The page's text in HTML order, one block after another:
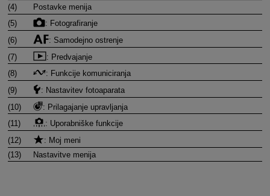
(4)
Postavke menija
(5)
: Fotografiranje
(6)
: Samodejno ostrenje
(7)
: Predvajanje
(8)
: Funkcije komuniciranja
(9)
: Nastavitev fotoaparata
(10)
: Prilagajanje upravljanja
(11)
: Uporabniške funkcije
(12)
: Moj meni
(13)
Nastavitve menija